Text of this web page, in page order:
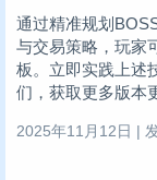
通过精准规划
与交易策略，玩家
板。立即实践上述
们，获取更多版本
2025年11月12日 |